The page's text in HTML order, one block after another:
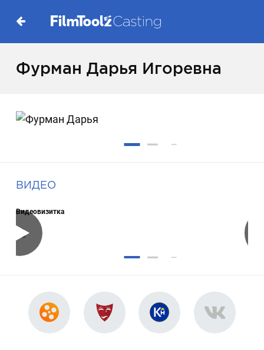
Фурман Дарья Игоревна
ВИДЕО
Видеовизитка